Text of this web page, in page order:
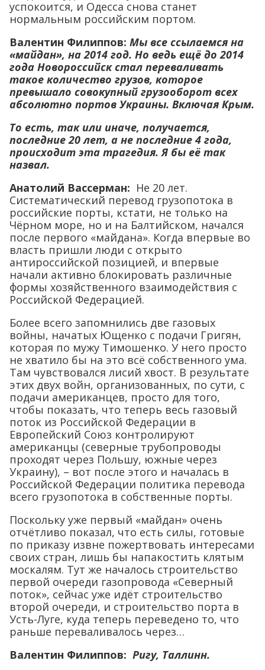
успокоится, и Одесса снова станет
нормальным российским портом.
Валентин Филиппов: Мы все ссылаемся на
«майдан», на 2014 год. Но ведь ещё до 2014
года Новороссийск стал переваливать
такое количество грузов, которое
превышало совокупный грузооборот всех
абсолютно портов Украины. Включая Крым.
То есть, так или иначе, получается,
последние 20 лет, а не последние 4 года,
происходит эта трагедия. Я бы её так
назвал.
Анатолий Вассерман: Не 20 лет.
Систематический перевод грузопотока в
российские порты, кстати, не только на
Чёрном море, но и на Балтийском, начался
после первого «майдана». Когда впервые во
власть пришли люди с открыто
антироссийской позицией, и впервые
начали активно блокировать различные
формы хозяйственного взаимодействия с
Российской Федерацией.
Более всего запомнились две газовых
войны, начатых Ющенко с подачи Григян,
которая по мужу Тимошенко. У него просто
не хватило бы на это всё собственного ума.
Там чувствовался лисий хвост. В результате
этих двух войн, организованных, по сути, с
подачи американцев, просто для того,
чтобы показать, что теперь весь газовый
поток из Российской Федерации в
Европейский Союз контролируют
американцы (северные трубопроводы
проходят через Польшу, южные через
Украину), – вот после этого и началась в
Российской Федерации политика перевода
всего грузопотока в собственные порты.
Поскольку уже первый «майдан» очень
отчётливо показал, что есть силы, готовые
по приказу извне пожертвовать интересами
своих стран, лишь бы напакостить клятым
москалям. Тут же началось строительство
первой очереди газопровода «Северный
поток», сейчас уже идёт строительство
второй очереди, и строительство порта в
Усть-Луге, куда теперь переведено то, что
раньше переваливалось через…
Валентин Филиппов: Ригу, Таллинн.